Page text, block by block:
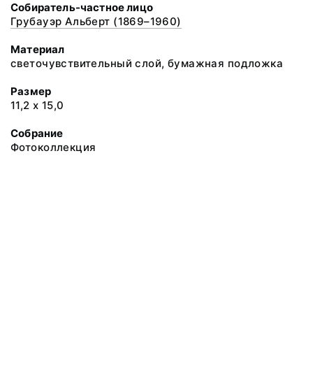
Собиратель-частное лицо
Грубауэр Альберт (1869–1960)
Материал
светочувствительный слой, бумажная подложка
Размер
11,2 х 15,0
Собрание
Фотоколлекция